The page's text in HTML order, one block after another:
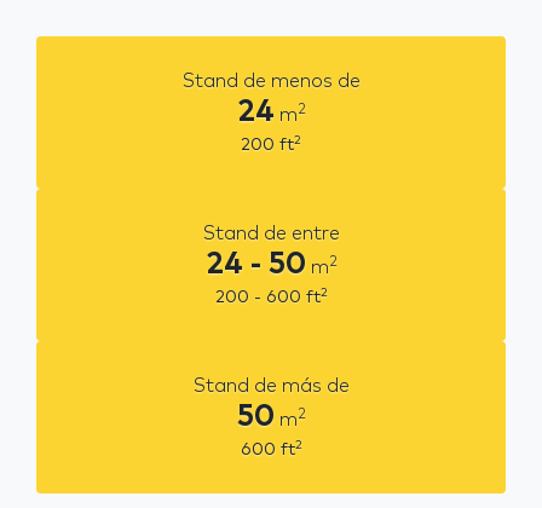
Stand de menos de
24 m2
200 ft2
Stand de entre
24 - 50 m2
200 - 600 ft2
Stand de más de
50 m2
600 ft2